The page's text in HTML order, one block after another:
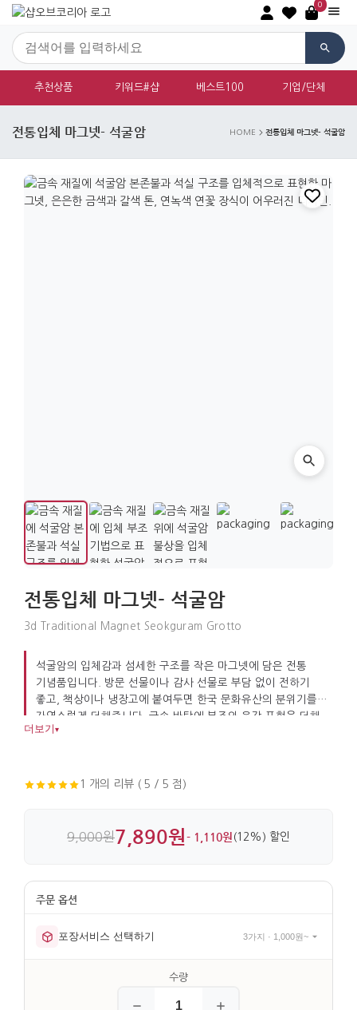
0
추천상품 키워드#샵 베스트100 기업/단체
전통입체 마그넷- 석굴암 HOME 전통입체 마그넷- 석굴암
전통입체 마그넷- 석굴암
3d Traditional Magnet Seokguram Grotto
석굴암의 입체감과 섬세한 구조를 작은 마그넷에 담은 전통
기념품입니다. 방문 선물이나 감사 선물로 부담 없이 전하기
좋고, 책상이나 냉장고에 붙여두면 한국 문화유산의 분위기를
자연스럽게 더해줍니다. 금속 바탕에 부조와 음각 표현을 더해
디테일이 살아 있습니다.
더보기 ▾
1 개의 리뷰 ( 5 / 5 점)
9,000원7,890원- 1,110원 (12%) 할인
포장서비스 선택하기 3가지 · 1,000원~